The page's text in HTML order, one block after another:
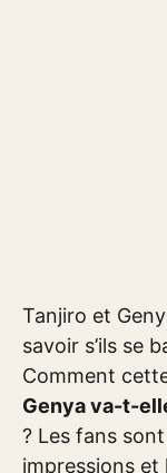
Tanjiro et
savoir s’ils se
Comment
Genya va-t-
? Les fans
impressions et